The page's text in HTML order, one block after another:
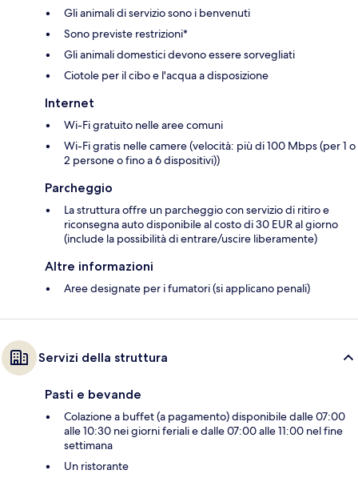
Gli animali di servizio sono i benvenuti
Sono previste restrizioni*
Gli animali domestici devono essere sorvegliati
Ciotole per il cibo e l'acqua a disposizione
Internet
Wi-Fi gratuito nelle aree comuni
Wi-Fi gratis nelle camere (velocità: più di 100 Mbps (per 1 o
2 persone o fino a 6 dispositivi))
Parcheggio
La struttura offre un parcheggio con servizio di ritiro e
riconsegna auto disponibile al costo di 30 EUR al giorno
(include la possibilità di entrare/uscire liberamente)
Altre informazioni
Aree designate per i fumatori (si applicano penali)
Servizi della struttura
Pasti e bevande
Colazione a buffet (a pagamento) disponibile dalle 07:00
alle 10:30 nei giorni feriali e dalle 07:00 alle 11:00 nel fine
settimana
Un ristorante